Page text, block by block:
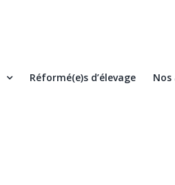
Réformé(e)s d’élevage